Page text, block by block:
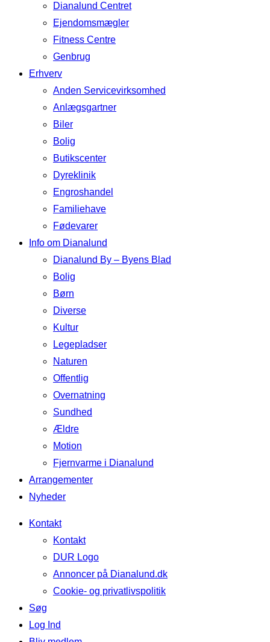
Dianalund Centret
Ejendomsmægler
Fitness Centre
Genbrug
Erhverv
Anden Servicevirksomhed
Anlægsgartner
Biler
Bolig
Butikscenter
Dyreklinik
Engroshandel
Familiehave
Fødevarer
Info om Dianalund
Dianalund By – Byens Blad
Bolig
Børn
Diverse
Kultur
Legepladser
Naturen
Offentlig
Overnatning
Sundhed
Ældre
Motion
Fjernvarme i Dianalund
Arrangementer
Nyheder
Kontakt
Kontakt
DUR Logo
Annoncer på Dianalund.dk
Cookie- og privatlivspolitik
Søg
Log Ind